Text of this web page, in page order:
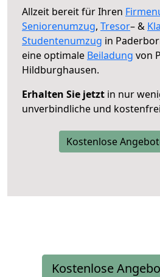
Allzeit bereit für Ihren
Seniorenumzug, Tresor– &
Studentenumzug in
eine optimale Beiladung von
Hildburghausen.
Erhalten Sie jetzt in nur
unverbindliche und
Kostenlose
Kostenlose